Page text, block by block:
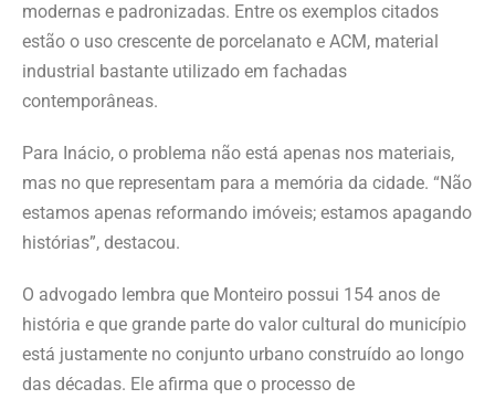
modernas e padronizadas. Entre os exemplos citados
estão o uso crescente de porcelanato e ACM, material
industrial bastante utilizado em fachadas
contemporâneas.
Para Inácio, o problema não está apenas nos materiais,
mas no que representam para a memória da cidade. “Não
estamos apenas reformando imóveis; estamos apagando
histórias”, destacou.
O advogado lembra que Monteiro possui 154 anos de
história e que grande parte do valor cultural do município
está justamente no conjunto urbano construído ao longo
das décadas. Ele afirma que o processo de